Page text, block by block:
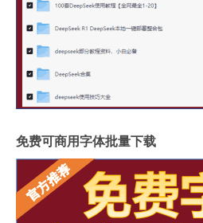
免费可商用字体批量下载